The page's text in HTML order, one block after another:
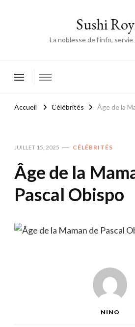
Sushi
La noblesse de l’info,
Accueil Célébrités Âge de la
JUILLET 15, 2025 CÉLÉBRITÉS
Âge de la
Pascal Obispo
NINO